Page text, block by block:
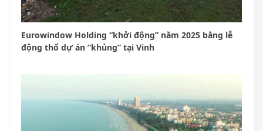
Eurowindow Holding “khởi động” năm 2025 bằng lễ
động thổ dự án “khủng” tại Vinh